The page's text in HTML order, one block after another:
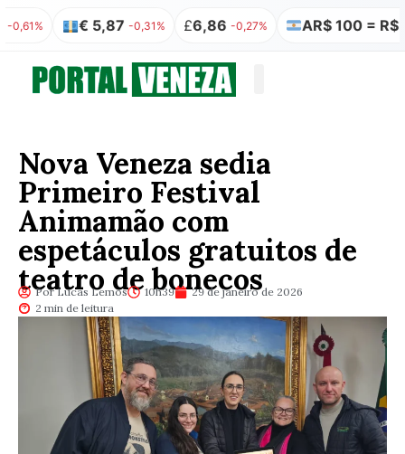
€ 5,87 -0,31% £6,86 -0,27% AR$ 100 = R$ 0,31 -
Nova Veneza sedia
Primeiro Festival
Animamão com
espetáculos gratuitos de
teatro de bonecos
Por Lucas Lemos 10h39
29 de janeiro de 2026
2 min de leitura